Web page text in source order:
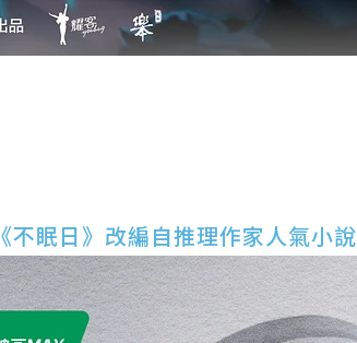
《不眠日》改編自推理作家人氣小說